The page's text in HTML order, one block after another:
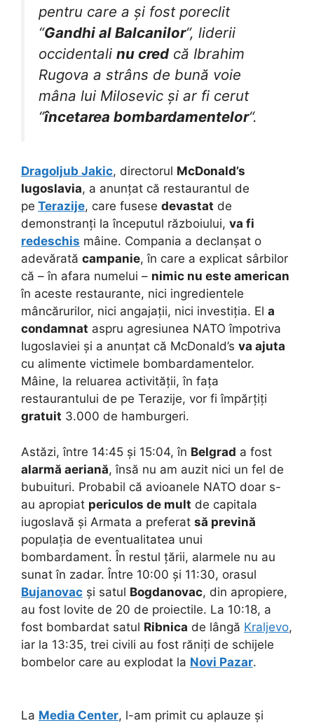
pentru care a și fost poreclit
“Gandhi al Balcanilor“, liderii
occidentali nu credcă Ibrahim
Rugova a strâns de bună voie
mâna lui Milosevic și ar fi cerut
“încetarea bombardamentelor“.
Dragoljub Jakic, directorul McDonald’s
Iugoslavia, a anunțat că restaurantul de
pe Terazije, care fusese devastat de
demonstranți la începutul războiului, va fi
redeschis mâine. Compania a declanșat o
adevărată campanie, în care a explicat sârbilor
că – în afara numelui – nimic nu este american
în aceste restaurante, nici ingredientele
mâncărurilor, nici angajații, nici investiția. El a
condamnat aspru agresiunea NATO împotriva
Iugoslaviei și a anunțat că McDonald’s va ajuta
cu alimente victimele bombardamentelor.
Mâine, la reluarea activității, în fața
restaurantului de pe Terazije, vor fi împărțiți
gratuit 3.000 de hamburgeri.
Astăzi, între 14:45 și 15:04, în Belgrad a fost
alarmă aeriană, însă nu am auzit nici un fel de
bubuituri. Probabil că avioanele NATO doar s-
au apropiat periculos de mult de capitala
iugoslavă și Armata a preferat să prevină
populația de eventualitatea unui
bombardament. În restul țării, alarmele nu au
sunat în zadar. Între 10:00 și 11:30, orasul
Bujanovac și satul Bogdanovac, din apropiere,
au fost lovite de 20 de proiectile. La 10:18, a
fost bombardat satul Ribnica de lângă Kraljevo,
iar la 13:35, trei civili au fost răniți de schijele
bombelor care au explodat la Novi Pazar.
La Media Center, l-am primit cu aplauze și